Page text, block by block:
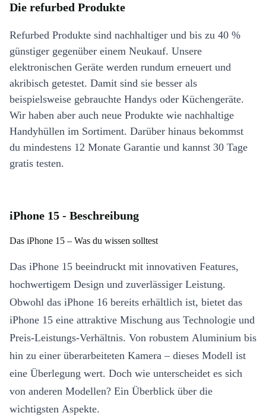
Die refurbed Produkte
Refurbed Produkte sind nachhaltiger und bis zu 40 %
günstiger gegenüber einem Neukauf. Unsere
elektronischen Geräte werden rundum erneuert und
akribisch getestet. Damit sind sie besser als
beispielsweise gebrauchte Handys oder Küchengeräte.
Wir haben aber auch neue Produkte wie nachhaltige
Handyhüllen im Sortiment. Darüber hinaus bekommst
du mindestens 12 Monate Garantie und kannst 30 Tage
gratis testen.
iPhone 15 - Beschreibung
Das iPhone 15 – Was du wissen solltest
Das iPhone 15 beeindruckt mit innovativen Features,
hochwertigem Design und zuverlässiger Leistung.
Obwohl das iPhone 16 bereits erhältlich ist, bietet das
iPhone 15 eine attraktive Mischung aus Technologie und
Preis-Leistungs-Verhältnis. Von robustem Aluminium bis
hin zu einer überarbeiteten Kamera – dieses Modell ist
eine Überlegung wert. Doch wie unterscheidet es sich
von anderen Modellen? Ein Überblick über die
wichtigsten Aspekte.